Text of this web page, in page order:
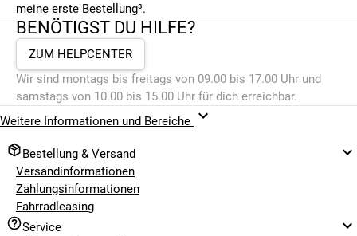
meine erste Bestellung³.
BENÖTIGST DU HILFE?
ZUM HELPCENTER
Wir sind montags bis freitags von 09.00 bis 17.00 Uhr und
samstags von 10.00 bis 15.00 Uhr für dich erreichbar.
Weitere Informationen und Bereiche
Bestellung & Versand
Versandinformationen
Zahlungsinformationen
Fahrradleasing
Service